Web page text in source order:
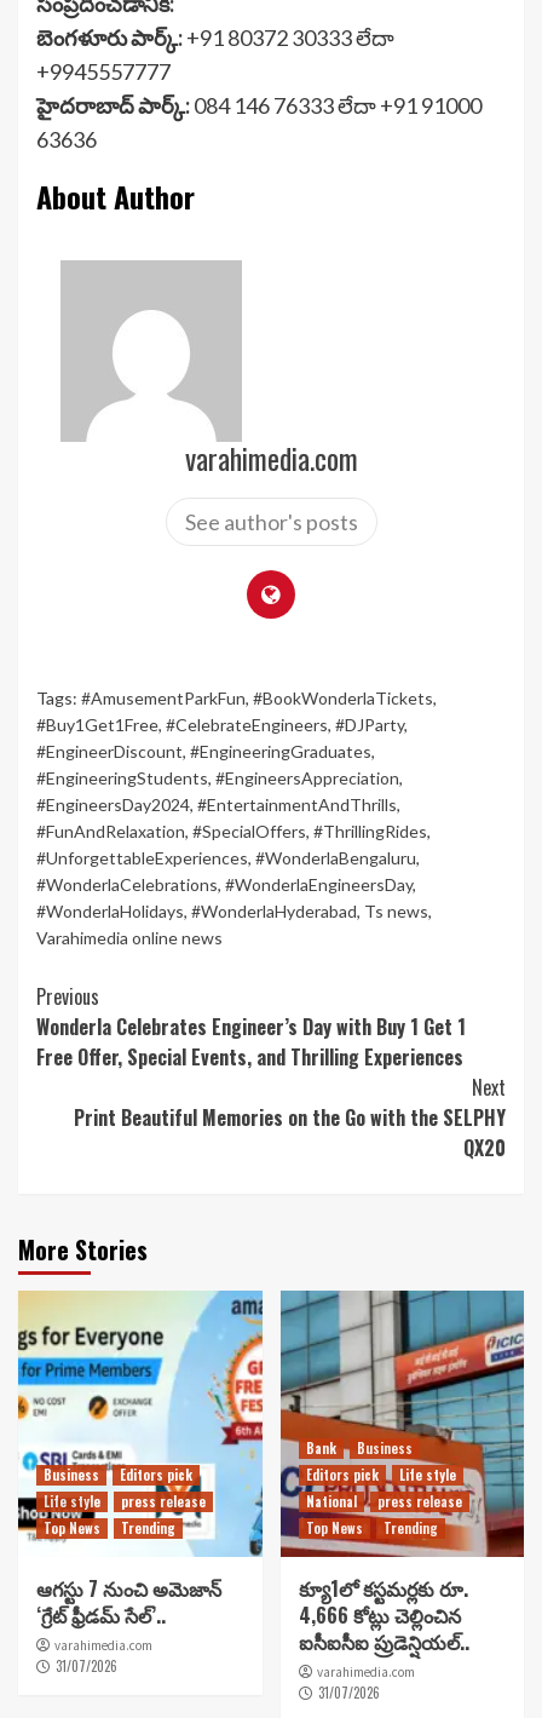
బెంగళూరు పార్క్:+91 80372 30333 లేదా
+9945557777
హైదరాబాద్ పార్క్:084 146 76333 లేదా +91 91000
63636
About Author
varahimedia.com
See author's posts
Tags: #AmusementParkFun, #BookWonderlaTickets,
#Buy1Get1Free, #CelebrateEngineers, #DJParty,
#EngineerDiscount, #EngineeringGraduates,
#EngineeringStudents, #EngineersAppreciation,
#EngineersDay2024, #EntertainmentAndThrills,
#FunAndRelaxation, #SpecialOffers, #ThrillingRides,
#UnforgettableExperiences, #WonderlaBengaluru,
#WonderlaCelebrations, #WonderlaEngineersDay,
#WonderlaHolidays, #WonderlaHyderabad, Ts news,
Varahimedia online news
Continue
Reading
Previous
Wonderla Celebrates Engineer’s Day with Buy 1 Get 1
Free Offer, Special Events, and Thrilling Experiences
Next
Print Beautiful Memories on the Go with the SELPHY
QX20
More Stories
Business
Editors pick
Life style
press release
Top News
Trending
ఆగస్టు 7 నుంచి అమెజాన్
‘గ్రేట్ ఫ్రీడమ్ సేల్’..
varahimedia.com
31/07/2026
Bank
Business
Editors pick
Life style
National
press release
Top News
Trending
క్యూ1లో కస్టమర్లకు రూ.
4,666 కోట్లు చెల్లించిన
ఐసీఐసీఐ ప్రుడెన్షియల్..
varahimedia.com
31/07/2026